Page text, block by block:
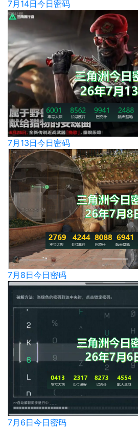
7月14日今日密码
7月13日今日密码
7月8日今日密码
7月6日今日密码